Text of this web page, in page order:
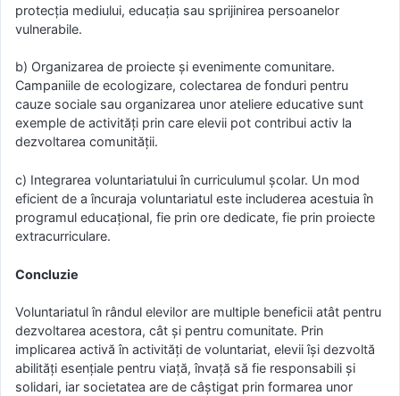
protecția mediului, educația sau sprijinirea persoanelor
vulnerabile.
b) Organizarea de proiecte și evenimente comunitare.
Campaniile de ecologizare, colectarea de fonduri pentru
cauze sociale sau organizarea unor ateliere educative sunt
exemple de activități prin care elevii pot contribui activ la
dezvoltarea comunității.
c) Integrarea voluntariatului în curriculumul școlar. Un mod
eficient de a încuraja voluntariatul este includerea acestuia în
programul educațional, fie prin ore dedicate, fie prin proiecte
extracurriculare.
Concluzie
Voluntariatul în rândul elevilor are multiple beneficii atât pentru
dezvoltarea acestora, cât și pentru comunitate. Prin
implicarea activă în activități de voluntariat, elevii își dezvoltă
abilități esențiale pentru viață, învață să fie responsabili și
solidari, iar societatea are de câștigat prin formarea unor